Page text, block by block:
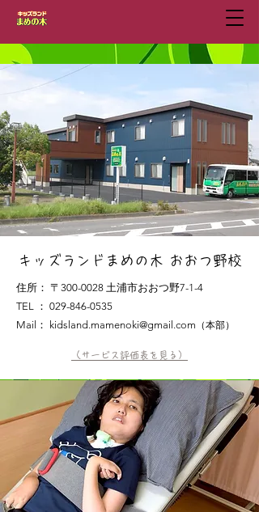
​キッズランドまめの木 おおつ野校
住所： 〒300-0028 土浦市おおつ野7-1-4
TEL ： 029-846-0535
Mail：
kidsland.mamenoki@gmail.com （本部）
（サービス評価表を見る）